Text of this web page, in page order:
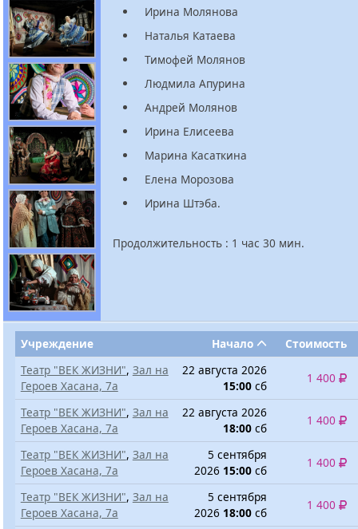
Ирина Молянова
Наталья Катаева
Тимофей Молянов
Людмила Апурина
Андрей Молянов
Ирина Елисеева
Марина Касаткина
Елена Морозова
Ирина Штэба.
Продолжительность : 1 час 30 мин.
Учреждение Начало
Стоимость
Театр "ВЕК ЖИЗНИ", Зал на
Героев Хасана, 7а
22 августа 2026
15:00 сб
1 400
Театр "ВЕК ЖИЗНИ", Зал на
Героев Хасана, 7а
22 августа 2026
18:00 сб
1 400
Театр "ВЕК ЖИЗНИ", Зал на
Героев Хасана, 7а
5 сентября
2026 15:00 сб
1 400
Театр "ВЕК ЖИЗНИ", Зал на
Героев Хасана, 7а
5 сентября
2026 18:00 сб
1 400